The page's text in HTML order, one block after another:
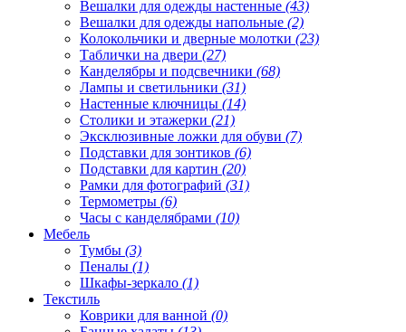
Вешалки для одежды настенные (43)
Вешалки для одежды напольные (2)
Колокольчики и дверные молотки (23)
Таблички на двери (27)
Канделябры и подсвечники (68)
Лампы и светильники (31)
Настенные ключницы (14)
Столики и этажерки (21)
Эксклюзивные ложки для обуви (7)
Подставки для зонтиков (6)
Подставки для картин (20)
Рамки для фотографий (31)
Термометры (6)
Часы с канделябрами (10)
Мебель
Тумбы (3)
Пеналы (1)
Шкафы-зеркало (1)
Текстиль
Коврики для ванной (0)